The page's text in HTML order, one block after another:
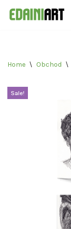
Home \ Obchod \
Sale!